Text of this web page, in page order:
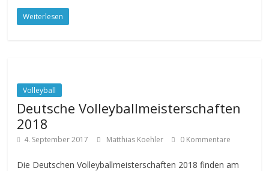
Weiterlesen
Volleyball
Deutsche Volleyballmeisterschaften
2018
4. September 2017 Matthias Koehler 0 Kommentare
Die Deutschen Volleyballmeisterschaften 2018 finden am